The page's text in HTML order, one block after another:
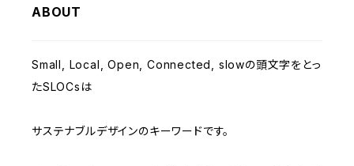
ABOUT
Small, Local, Open, Connected, slowの頭文字をとっ
たSLOCsは
サステナブルデザインのキーワードです。